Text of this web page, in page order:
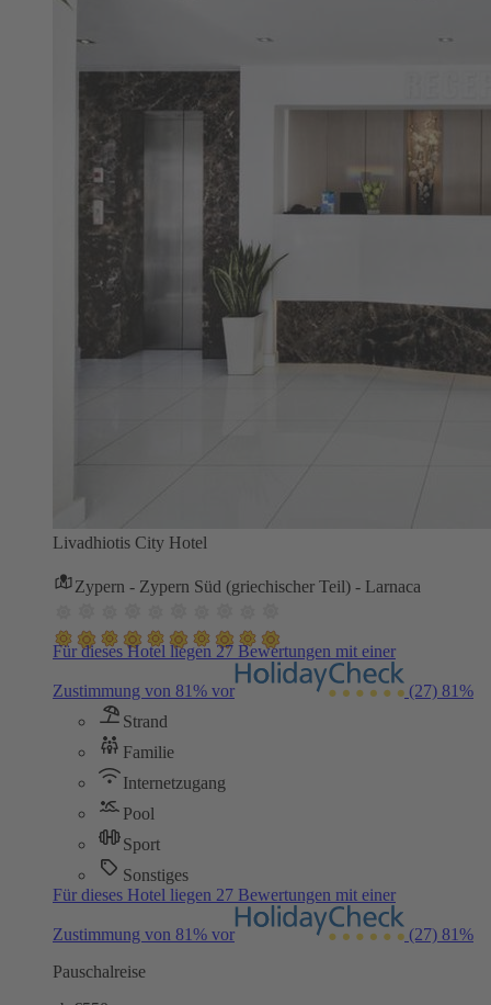
Livadhiotis City Hotel
Zypern - Zypern Süd (griechischer Teil) - Larnaca
Für dieses Hotel liegen 27 Bewertungen mit einer
Zustimmung von 81% vor (27) 81%
Strand
Familie
Internetzugang
Pool
Sport
Sonstiges
Für dieses Hotel liegen 27 Bewertungen mit einer
Zustimmung von 81% vor (27) 81%
Pauschalreise